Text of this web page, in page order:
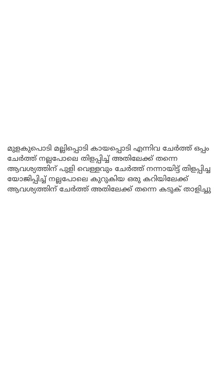
മുളകുപൊടി മല്ലിപ്പൊടി കായപ്പൊടി എന്നിവ ചേർത്ത് ഒപ്പം
ചേർത്ത് നല്ലപോലെ തിളപ്പിച്ച് അതിലേക്ക് തന്നെ
ആവശ്യത്തിന് പുളി വെള്ളവും ചേർത്ത് നന്നായിട്ട് തിളപ്പിച്ച
യോജിപ്പിച്ച് നല്ലപോലെ കുറുകിയ ഒരു കറിയിലേക്ക്
ആവശ്യത്തിന് ചേർത്ത് അതിലേക്ക് തന്നെ കടുക് താളിച്ചു